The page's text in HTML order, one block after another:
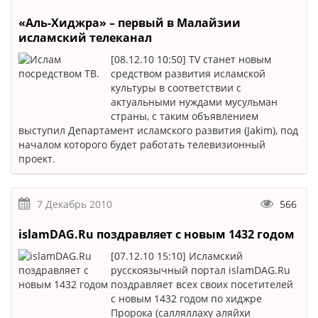
«Аль-Хиджра» – первый в Малайзии
исламский телеканал
[08.12.10 10:50] TV станет новым
средством развития исламской
культуры в соответствии с
актуальными нуждами мусульман
страны, с таким объявлением
выступил Департамент исламского развития (Jakim), под
началом которого будет работать телевизионный
проект.
7 Декабрь 2010 566
islamDAG.Ru поздравляет с новым 1432 годом
[07.12.10 15:10] Исламский
русскоязычный портал islamDAG.Ru
поздравляет всех своих посетителей
с новым 1432 годом по хиджре
Пророка (салляллаху аляйхи